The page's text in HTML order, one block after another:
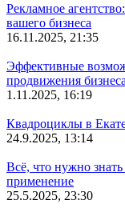
Рекламное
вашего бизнеса
16.11.2025, 21:35
Эффективные
продвижения
1.11.2025, 16:19
Квадроциклы в
24.9.2025, 13:14
Всё, что нужно
применение
25.5.2025, 23:30